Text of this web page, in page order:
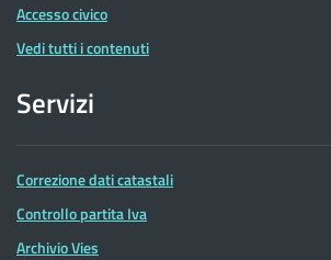
Accesso civico
Vedi tutti i contenuti
Servizi
Correzione dati catastali
Controllo partita Iva
Archivio Vies